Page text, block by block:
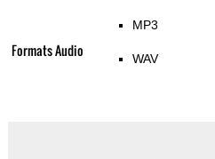
Formats Audio
MP3
WAV